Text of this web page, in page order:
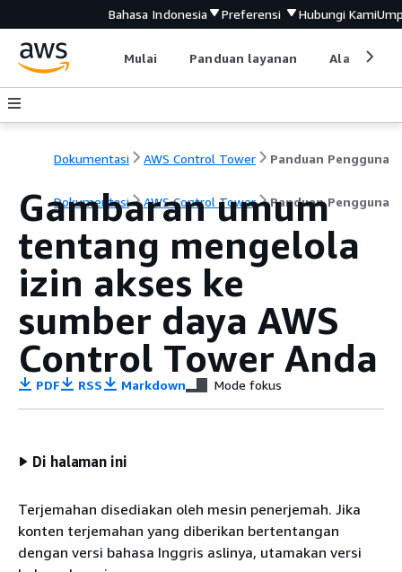
Bahasa Indonesia Preferensi Hubungi Kami
Mulai Panduan layanan Alat
Dokumentasi AWS Control Tower Panduan Pengguna
Dokumentasi AWS Control Tower Panduan Pengguna
Gambaran umum
tentang mengelola
izin akses ke
sumber daya AWS
Control Tower Anda
PDF RSS Markdown Mode fokus
Di halaman ini
Terjemahan disediakan oleh mesin penerjemah. Jika
konten terjemahan yang diberikan bertentangan
dengan versi bahasa Inggris aslinya, utamakan versi